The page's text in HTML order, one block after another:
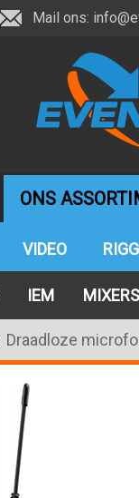
Mail ons:
ONS
VIDEO
IEM MIXERS
Draadloze